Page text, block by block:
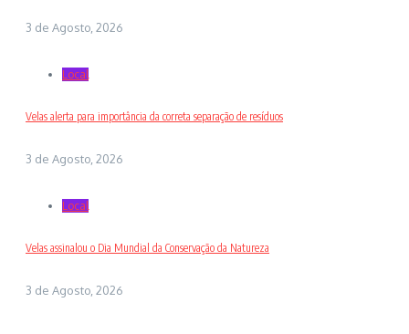
3 de Agosto, 2026
Local
Velas alerta para importância da correta separação de resíduos
3 de Agosto, 2026
Local
Velas assinalou o Dia Mundial da Conservação da Natureza
3 de Agosto, 2026